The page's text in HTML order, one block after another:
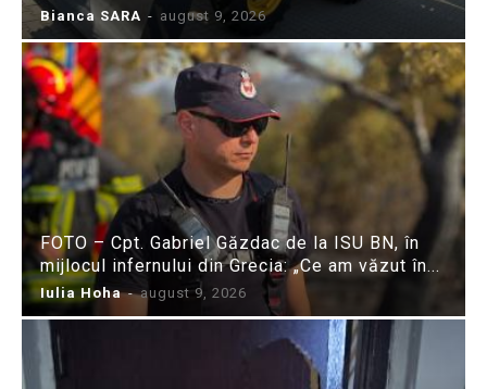
Bianca SARA - august 9, 2026
FOTO – Cpt. Gabriel Găzdac de la ISU BN, în
mijlocul infernului din Grecia: „Ce am văzut în...
Iulia Hoha - august 9, 2026